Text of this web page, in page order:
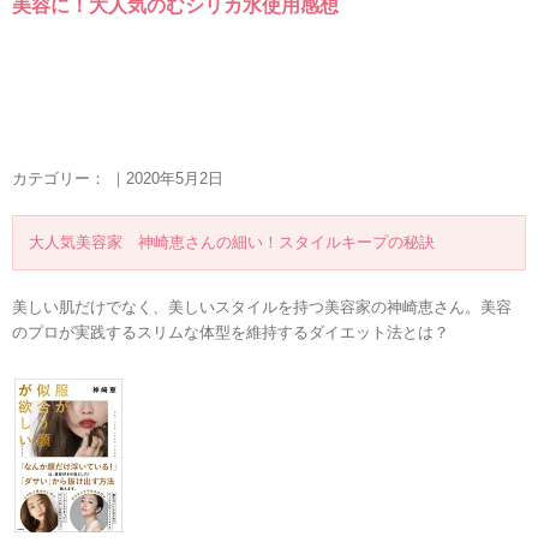
美容に！大人気のむシリカ水使用感想
カテゴリー： ｜2020年5月2日
大人気美容家 神崎恵さんの細い！スタイルキープの秘訣
美しい肌だけでなく、美しいスタイルを持つ美容家の神崎恵さん。美容
のプロが実践するスリムな体型を維持するダイエット法とは？